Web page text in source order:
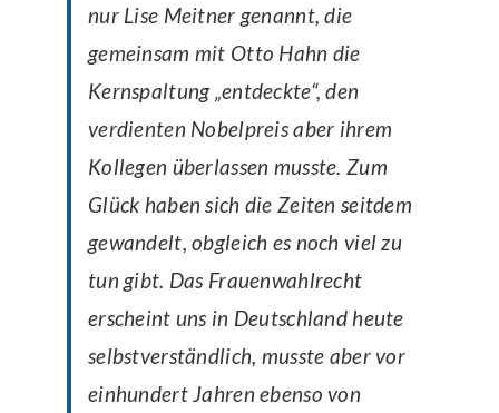
nur Lise Meitner genannt, die
gemeinsam mit Otto Hahn die
Kernspaltung „entdeckte“, den
verdienten Nobelpreis aber ihrem
Kollegen überlassen musste. Zum
Glück haben sich die Zeiten seitdem
gewandelt, obgleich es noch viel zu
tun gibt. Das Frauenwahlrecht
erscheint uns in Deutschland heute
selbstverständlich, musste aber vor
einhundert Jahren ebenso von